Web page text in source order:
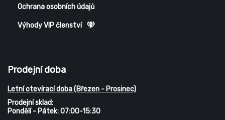
Ochrana osobních údajů
Výhody VIP členství
Prodejní doba
Letní otevírací doba (Březen - Prosinec)
Prodejní sklad:
Pondělí - Pátek: 07:00-15:30